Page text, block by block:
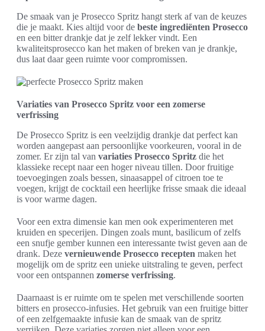
De smaak van je Prosecco Spritz hangt sterk af van de keuzes
die je maakt. Kies altijd voor de beste ingrediënten Prosecco
en een bitter drankje dat je zelf lekker vindt. Een
kwaliteitsprosecco kan het maken of breken van je drankje,
dus laat daar geen ruimte voor compromissen.
Variaties van Prosecco Spritz voor een zomerse
verfrissing
De Prosecco Spritz is een veelzijdig drankje dat perfect kan
worden aangepast aan persoonlijke voorkeuren, vooral in de
zomer. Er zijn tal van variaties Prosecco Spritz die het
klassieke recept naar een hoger niveau tillen. Door fruitige
toevoegingen zoals bessen, sinaasappel of citroen toe te
voegen, krijgt de cocktail een heerlijke frisse smaak die ideaal
is voor warme dagen.
Voor een extra dimensie kan men ook experimenteren met
kruiden en specerijen. Dingen zoals munt, basilicum of zelfs
een snufje gember kunnen een interessante twist geven aan de
drank. Deze vernieuwende Prosecco recepten maken het
mogelijk om de spritz een unieke uitstraling te geven, perfect
voor een ontspannen zomerse verfrissing.
Daarnaast is er ruimte om te spelen met verschillende soorten
bitters en prosecco-infusies. Het gebruik van een fruitige bitter
of een zelfgemaakte infusie kan de smaak van de spritz